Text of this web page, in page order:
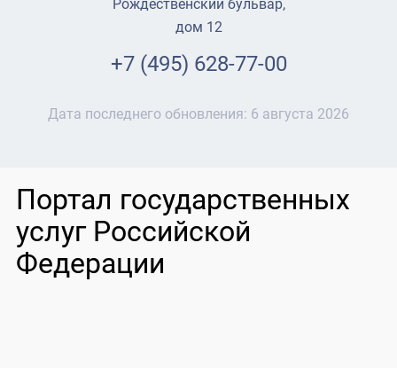
Рождественский бульвар,
дом 12
+7 (495) 628-77-00
Дата последнего обновления: 6 августа 2026
Портал государственных
услуг Российской
Федерации